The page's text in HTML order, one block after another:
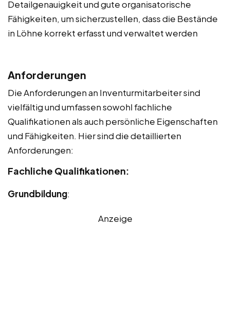
Detailgenauigkeit und gute organisatorische
Fähigkeiten, um sicherzustellen, dass die Bestände
in Löhne korrekt erfasst und verwaltet werden
Anforderungen
Die Anforderungen an Inventurmitarbeiter sind
vielfältig und umfassen sowohl fachliche
Qualifikationen als auch persönliche Eigenschaften
und Fähigkeiten. Hier sind die detaillierten
Anforderungen:
Fachliche Qualifikationen:
Grundbildung:
Anzeige